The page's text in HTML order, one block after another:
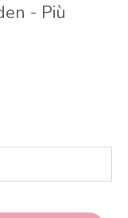
- Più